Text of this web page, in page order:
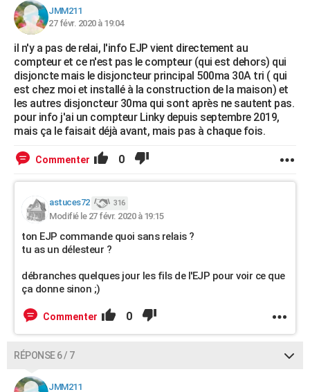
JMM211
27 févr. 2020 à 19:04
il n'y a pas de relai, l'info EJP vient directement au
compteur et ce n'est pas le compteur (qui est dehors) qui
disjoncte mais le disjoncteur principal 500ma 30A tri ( qui
est chez moi et installé à la construction de la maison) et
les autres disjoncteur 30ma qui sont après ne sautent pas.
pour info j'ai un compteur Linky depuis septembre 2019,
mais ça le faisait déjà avant, mais pas à chaque fois.
Commenter 0
astuces72 316
Modifié le 27 févr. 2020 à 19:15
ton EJP commande quoi sans relais ?
tu as un délesteur ?
débranches quelques jour les fils de l'EJP pour voir ce que
ça donne sinon ;)
Commenter 0
RÉPONSE 6 / 7
JMM211